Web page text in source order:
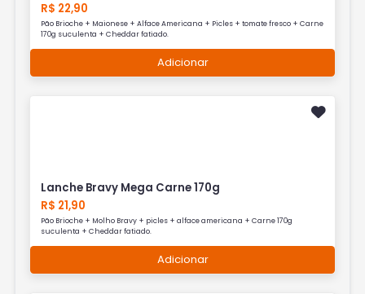
R$ 22,90
Pão Brioche + Maionese + Alface Americana + Picles + tomate fresco + Carne
170g suculenta + Cheddar fatiado.
Adicionar
Lanche Bravy Mega Carne 170g
R$ 21,90
Pão Brioche + Molho Bravy + picles + alface americana + Carne 170g
suculenta + Cheddar fatiado.
Adicionar